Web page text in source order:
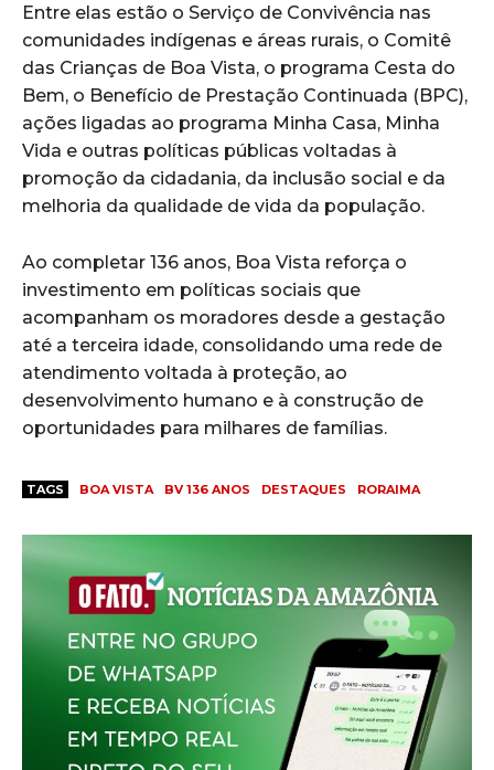
Entre elas estão o Serviço de Convivência nas
comunidades indígenas e áreas rurais, o Comitê
das Crianças de Boa Vista, o programa Cesta do
Bem, o Benefício de Prestação Continuada (BPC),
ações ligadas ao programa Minha Casa, Minha
Vida e outras políticas públicas voltadas à
promoção da cidadania, da inclusão social e da
melhoria da qualidade de vida da população.
Ao completar 136 anos, Boa Vista reforça o
investimento em políticas sociais que
acompanham os moradores desde a gestação
até a terceira idade, consolidando uma rede de
atendimento voltada à proteção, ao
desenvolvimento humano e à construção de
oportunidades para milhares de famílias.
TAGS BOA VISTA BV 136 ANOS DESTAQUES RORAIMA